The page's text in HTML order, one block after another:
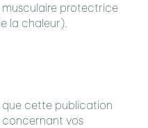
protectrice
la chaleur).
que cette publication
concernant vos